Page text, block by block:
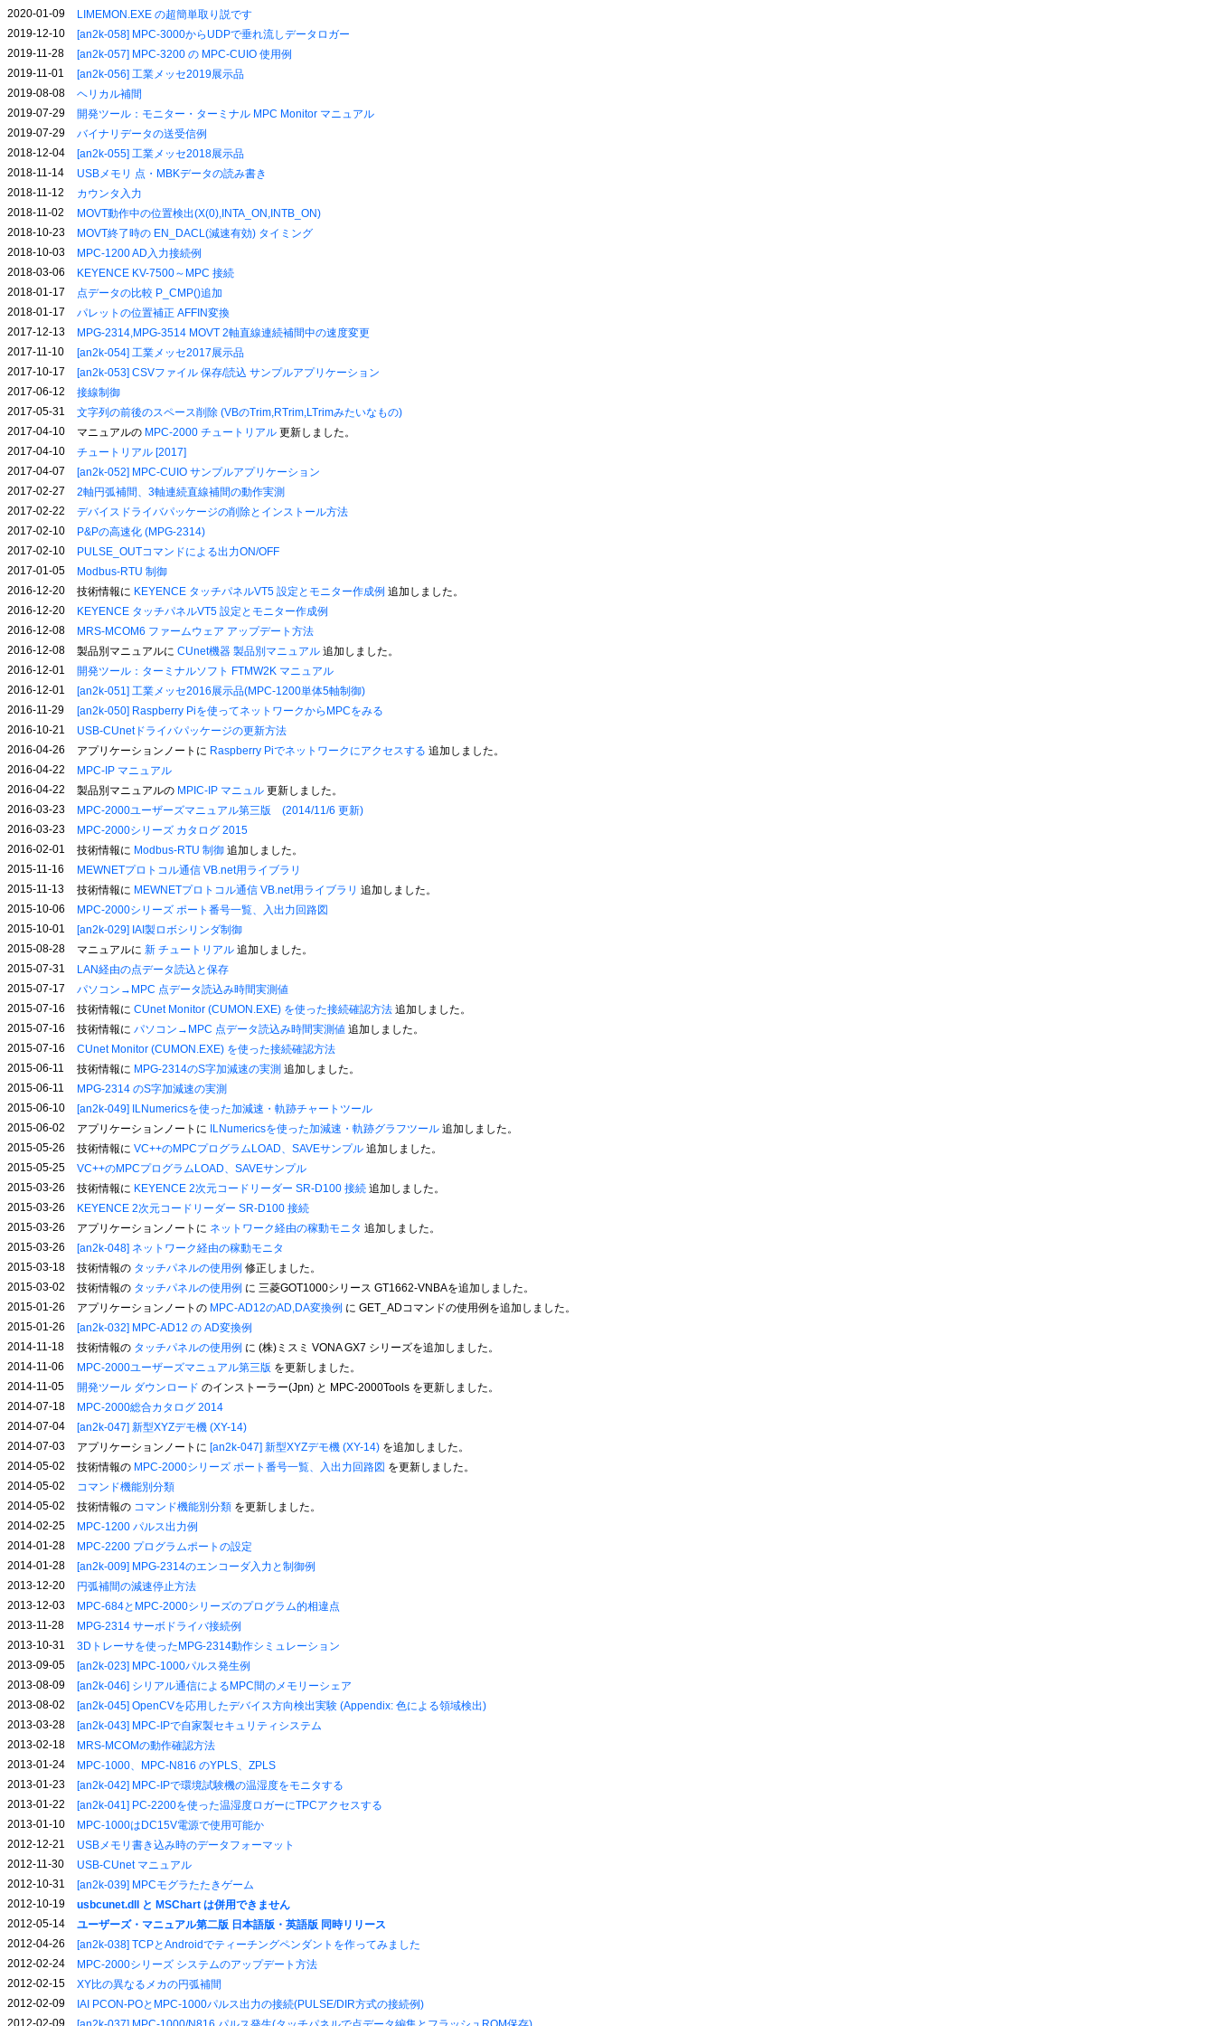
2020-01-09
LIMEMON.EXE の超簡単取り説です
2019-12-10
[an2k-058] MPC-3000からUDPで垂れ流しデータロガー
2019-11-28
[an2k-057] MPC-3200 の MPC-CUIO 使用例
2019-11-01
[an2k-056] 工業メッセ2019展示品
2019-08-08
ヘリカル補間
2019-07-29
開発ツール：モニター・ターミナル MPC Monitor マニュアル
2019-07-29
バイナリデータの送受信例
2018-12-04
[an2k-055] 工業メッセ2018展示品
2018-11-14
USBメモリ 点・MBKデータの読み書き
2018-11-12
カウンタ入力
2018-11-02
MOVT動作中の位置検出(X(0),INTA_ON,INTB_ON)
2018-10-23
MOVT終了時の EN_DACL(減速有効) タイミング
2018-10-03
MPC-1200 AD入力接続例
2018-03-06
KEYENCE KV-7500～MPC 接続
2018-01-17
点データの比較 P_CMP()追加
2018-01-17
パレットの位置補正 AFFIN変換
2017-12-13
MPG-2314,MPG-3514 MOVT 2軸直線連続補間中の速度変更
2017-11-10
[an2k-054] 工業メッセ2017展示品
2017-10-17
[an2k-053] CSVファイル 保存/読込 サンプルアプリケーション
2017-06-12
接線制御
2017-05-31
文字列の前後のスペース削除 (VBのTrim,RTrim,LTrimみたいなもの)
2017-04-10
マニュアルの MPC-2000 チュートリアル 更新しました。
2017-04-10
チュートリアル [2017]
2017-04-07
[an2k-052] MPC-CUIO サンプルアプリケーション
2017-02-27
2軸円弧補間、3軸連続直線補間の動作実測
2017-02-22
デバイスドライバパッケージの削除とインストール方法
2017-02-10
P&Pの高速化 (MPG-2314)
2017-02-10
PULSE_OUTコマンドによる出力ON/OFF
2017-01-05
Modbus-RTU 制御
2016-12-20
技術情報に KEYENCE タッチパネルVT5 設定とモニター作成例 追加しました。
2016-12-20
KEYENCE タッチパネルVT5 設定とモニター作成例
2016-12-08
MRS-MCOM6 ファームウェア アップデート方法
2016-12-08
製品別マニュアルに CUnet機器 製品別マニュアル 追加しました。
2016-12-01
開発ツール：ターミナルソフト FTMW2K マニュアル
2016-12-01
[an2k-051] 工業メッセ2016展示品(MPC-1200単体5軸制御)
2016-11-29
[an2k-050] Raspberry Piを使ってネットワークからMPCをみる
2016-10-21
USB-CUnetドライバパッケージの更新方法
2016-04-26
アプリケーションノートに Raspberry Piでネットワークにアクセスする 追加しました。
2016-04-22
MPC-IP マニュアル
2016-04-22
製品別マニュアルの MPIC-IP マニュル 更新しました。
2016-03-23
MPC-2000ユーザーズマニュアル第三版 (2014/11/6 更新)
2016-03-23
MPC-2000シリーズ カタログ 2015
2016-02-01
技術情報に Modbus-RTU 制御 追加しました。
2015-11-16
MEWNETプロトコル通信 VB.net用ライブラリ
2015-11-13
技術情報に MEWNETプロトコル通信 VB.net用ライブラリ 追加しました。
2015-10-06
MPC-2000シリーズ ポート番号一覧、入出力回路図
2015-10-01
[an2k-029] IAI製ロボシリンダ制御
2015-08-28
マニュアルに 新 チュートリアル 追加しました。
2015-07-31
LAN経由の点データ読込と保存
2015-07-17
パソコン→MPC 点データ読込み時間実測値
2015-07-16
技術情報に CUnet Monitor (CUMON.EXE) を使った接続確認方法 追加しました。
2015-07-16
技術情報に パソコン→MPC 点データ読込み時間実測値 追加しました。
2015-07-16
CUnet Monitor (CUMON.EXE) を使った接続確認方法
2015-06-11
技術情報に MPG-2314のS字加減速の実測 追加しました。
2015-06-11
MPG-2314 のS字加減速の実測
2015-06-10
[an2k-049] ILNumericsを使った加減速・軌跡チャートツール
2015-06-02
アプリケーションノートに ILNumericsを使った加減速・軌跡グラフツール 追加しました。
2015-05-26
技術情報に VC++のMPCプログラムLOAD、SAVEサンプル 追加しました。
2015-05-25
VC++のMPCプログラムLOAD、SAVEサンプル
2015-03-26
技術情報に KEYENCE 2次元コードリーダー SR-D100 接続 追加しました。
2015-03-26
KEYENCE 2次元コードリーダー SR-D100 接続
2015-03-26
アプリケーションノートに ネットワーク経由の稼動モニタ 追加しました。
2015-03-26
[an2k-048] ネットワーク経由の稼動モニタ
2015-03-18
技術情報の タッチパネルの使用例 修正しました。
2015-03-02
技術情報の タッチパネルの使用例 に 三菱GOT1000シリース GT1662-VNBAを追加しました。
2015-01-26
アプリケーションノートの MPC-AD12のAD,DA変換例 に GET_ADコマンドの使用例を追加しました。
2015-01-26
[an2k-032] MPC-AD12 の AD変換例
2014-11-18
技術情報の タッチパネルの使用例 に (株)ミスミ VONA GX7 シリーズを追加しました。
2014-11-06
MPC-2000ユーザーズマニュアル第三版 を更新しました。
2014-11-05
開発ツール ダウンロード のインストーラー(Jpn) と MPC-2000Tools を更新しました。
2014-07-18
MPC-2000総合カタログ 2014
2014-07-04
[an2k-047] 新型XYZデモ機 (XY-14)
2014-07-03
アプリケーションノートに [an2k-047] 新型XYZデモ機 (XY-14) を追加しました。
2014-05-02
技術情報の MPC-2000シリーズ ポート番号一覧、入出力回路図 を更新しました。
2014-05-02
コマンド機能別分類
2014-05-02
技術情報の コマンド機能別分類 を更新しました。
2014-02-25
MPC-1200 パルス出力例
2014-01-28
MPC-2200 プログラムポートの設定
2014-01-28
[an2k-009] MPG-2314のエンコーダ入力と制御例
2013-12-20
円弧補間の減速停止方法
2013-12-03
MPC-684とMPC-2000シリーズのプログラム的相違点
2013-11-28
MPG-2314 サーボドライバ接続例
2013-10-31
3Dトレーサを使ったMPG-2314動作シミュレーション
2013-09-05
[an2k-023] MPC-1000パルス発生例
2013-08-09
[an2k-046] シリアル通信によるMPC間のメモリーシェア
2013-08-02
[an2k-045] OpenCVを応用したデバイス方向検出実験 (Appendix: 色による領域検出)
2013-03-28
[an2k-043] MPC-IPで自家製セキュリティシステム
2013-02-18
MRS-MCOMの動作確認方法
2013-01-24
MPC-1000、MPC-N816 のYPLS、ZPLS
2013-01-23
[an2k-042] MPC-IPで環境試験機の温湿度をモニタする
2013-01-22
[an2k-041] PC-2200を使った温湿度ロガーにTPCアクセスする
2013-01-10
MPC-1000はDC15V電源で使用可能か
2012-12-21
USBメモリ書き込み時のデータフォーマット
2012-11-30
USB-CUnet マニュアル
2012-10-31
[an2k-039] MPCモグラたたきゲーム
2012-10-19
usbcunet.dll と MSChart は併用できません
2012-05-14
ユーザーズ・マニュアル第二版 日本語版・英語版 同時リリース
2012-04-26
[an2k-038] TCPとAndroidでティーチングペンダントを作ってみました
2012-02-24
MPC-2000シリーズ システムのアップデート方法
2012-02-15
XY比の異なるメカの円弧補間
2012-02-09
IAI PCON-POとMPC-1000パルス出力の接続(PULSE/DIR方式の接続例)
2012-02-09